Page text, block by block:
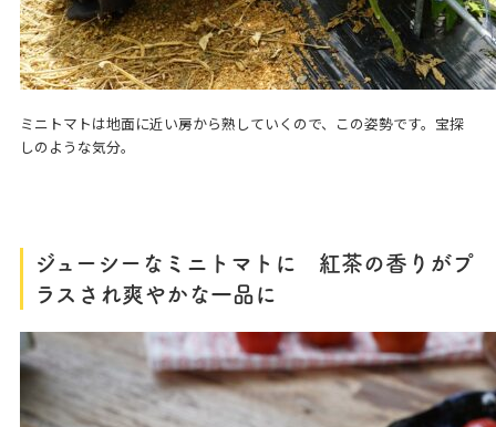
ミニトマトは地面に近い房から熟していくので、この姿勢です。宝探
しのような気分。
ジューシーなミニトマトに 紅茶の香りがプ
ラスされ爽やかな一品に